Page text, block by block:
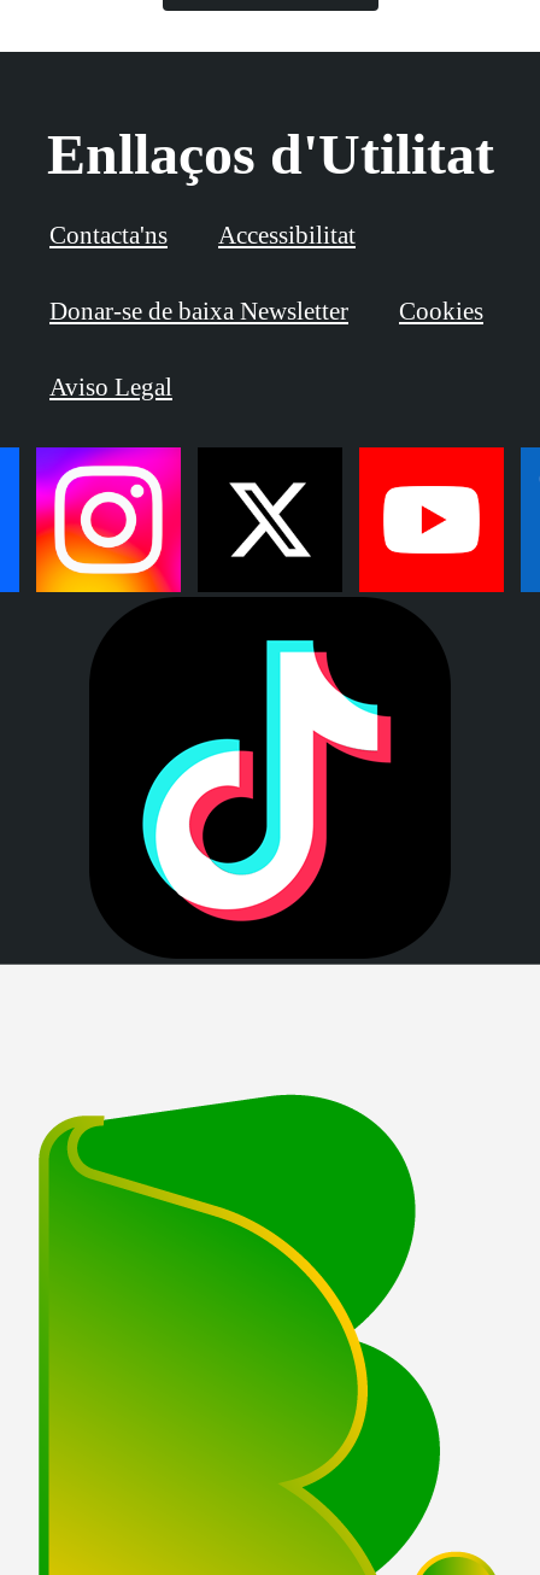
Enllaços d'Utilitat
Contacta'ns Accessibilitat
Donar-se de baixa Newsletter Cookies
Aviso Legal